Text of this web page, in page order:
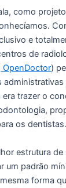
como
e
de
OpenDoctor)
trazer o
os dentistas.
estrutura de
um padrão
forma